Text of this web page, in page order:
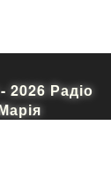
2026 Радіо